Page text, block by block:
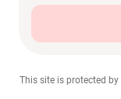
This site is protected